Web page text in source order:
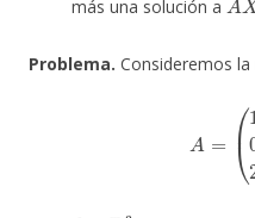
más una solución a
Problema. Consideremos
22
b R3